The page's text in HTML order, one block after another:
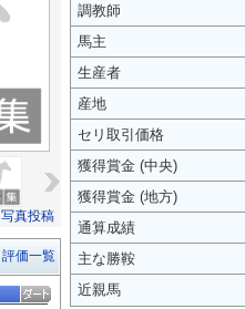
写真投稿
評価一覧
調教師
馬主
生産者
産地
セリ取引価格
獲得賞金 (中央)
獲得賞金 (地方)
通算成績
主な勝鞍
近親馬